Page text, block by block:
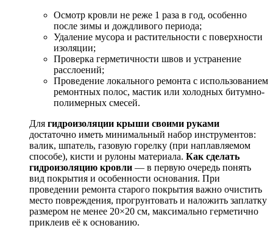
Осмотр кровли не реже 1 раза в год, особенно
после зимы и дождливого периода;
Удаление мусора и растительности с поверхности
изоляции;
Проверка герметичности швов и устранение
расслоений;
Проведение локального ремонта с использованием
ремонтных полос, мастик или холодных битумно-
полимерных смесей.
Для гидроизоляции крыши своими руками
достаточно иметь минимальный набор инструментов:
валик, шпатель, газовую горелку (при наплавляемом
способе), кисти и рулоны материала. Как сделать
гидроизоляцию кровли — в первую очередь понять
вид покрытия и особенности основания. При
проведении ремонта старого покрытия важно очистить
место повреждения, прогрунтовать и наложить заплатку
размером не менее 20×20 см, максимально герметично
приклеив её к основанию.